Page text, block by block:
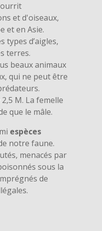
et d'oiseaux,
et en Asie.
types d’aigles,
terres.
beaux animaux
qui ne peut être
M. La femelle
que le mâle.
espèces
notre faune.
menacés par
sous la
de